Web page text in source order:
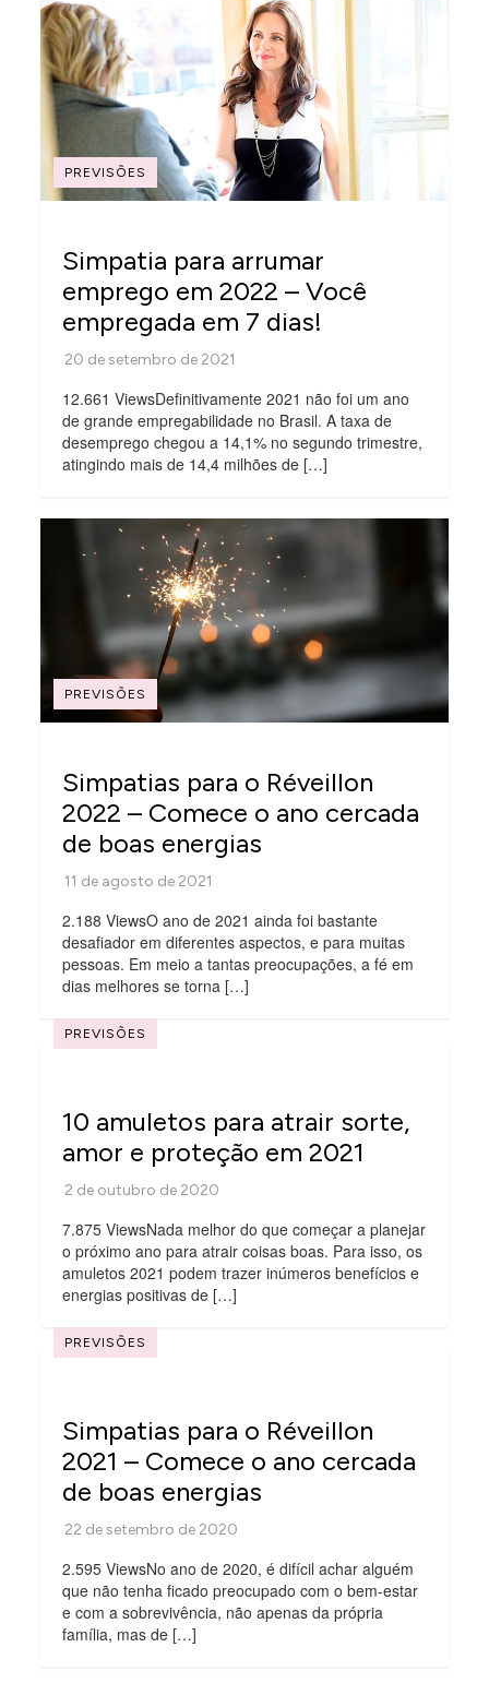
PREVISÕES
Simpatia para arrumar
emprego em 2022 – Você
empregada em 7 dias!
12.661 ViewsDefinitivamente 2021 não foi um ano
de grande empregabilidade no Brasil. A taxa de
desemprego chegou a 14,1% no segundo trimestre,
atingindo mais de 14,4 milhões de […]
PREVISÕES
Simpatias para o Réveillon
2022 – Comece o ano cercada
de boas energias
2.188 ViewsO ano de 2021 ainda foi bastante
desafiador em diferentes aspectos, e para muitas
pessoas. Em meio a tantas preocupações, a fé em
dias melhores se torna […]
PREVISÕES
10 amuletos para atrair sorte,
amor e proteção em 2021
7.875 ViewsNada melhor do que começar a planejar
o próximo ano para atrair coisas boas. Para isso, os
amuletos 2021 podem trazer inúmeros benefícios e
energias positivas de […]
PREVISÕES
Simpatias para o Réveillon
2021 – Comece o ano cercada
de boas energias
2.595 ViewsNo ano de 2020, é difícil achar alguém
que não tenha ficado preocupado com o bem-estar
e com a sobrevivência, não apenas da própria
família, mas de […]